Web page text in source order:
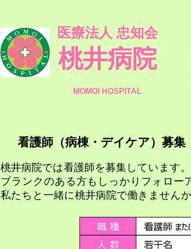
医療法人 忠知会
桃井病院
MOMOI HOSPITAL
​看護師（病棟・デイケア）募集
桃井病院では看護師を募集しています。​​
ブランクのある方もしっかりフォロー
私たちと一緒に桃井病院で働きません